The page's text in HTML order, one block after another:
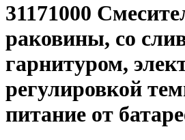
31171000
раковины, со
гарнитуром,
регулировкой
питание от